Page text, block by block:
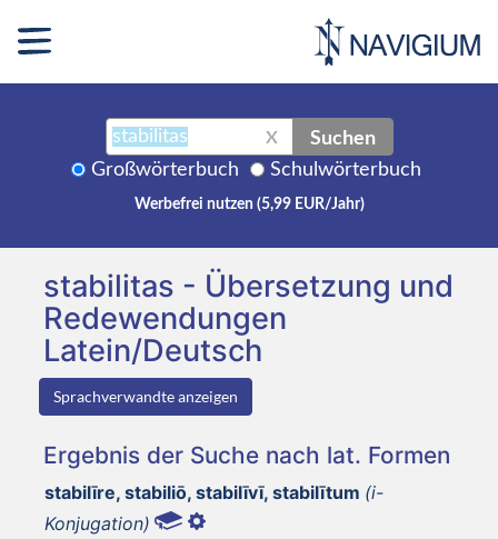
X Suchen
Großwörterbuch Schulwörterbuch
Werbefrei nutzen (5,99 EUR/Jahr)
stabilitas - Übersetzung und
Redewendungen
Latein/Deutsch
Sprachverwandte anzeigen
Ergebnis der Suche nach lat. Formen
stabilīre, stabiliō, stabilīvī, stabilītum (i-
Konjugation)